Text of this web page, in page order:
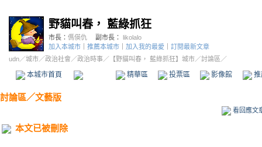
野貓叫春， 藍綠抓狂
市長： 傌偀仇 副市長： likolalo
加入本城市
推薦本城市 加入我的最愛
訂閱最新文章
udn／城市／政治社會 ／政治時事／ 【野貓叫春， 藍綠抓狂】城市／討論區／
本城市首頁 精華區 投票區 影像館
討論區／文藝版
看回應文
本文已被刪除